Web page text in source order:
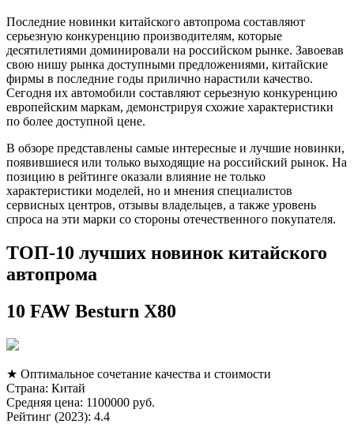
Последние новинки китайского автопрома составляют
серьезную конкуренцию производителям, которые
десятилетиями доминировали на российском рынке. Завоевав
свою нишу рынка доступными предложениями, китайские
фирмы в последние годы прилично нарастили качество.
Сегодня их автомобили составляют серьезную конкуренцию
европейским маркам, демонстрируя схожие характеристики
по более доступной цене.
В обзоре представлены самые интересные и лучшие новинки,
появившиеся или только выходящие на российский рынок. На
позицию в рейтинге оказали влияние не только
характеристики моделей, но и мнения специалистов
сервисных центров, отзывы владельцев, а также уровень
спроса на эти марки со стороны отечественного покупателя.
ТОП-10 лучших новинок китайского
автопрома
10 FAW Besturn X80
★ Оптимальное сочетание качества и стоимости
Страна: Китай
Средняя цена: 1100000 руб.
Рейтинг (2023): 4.4